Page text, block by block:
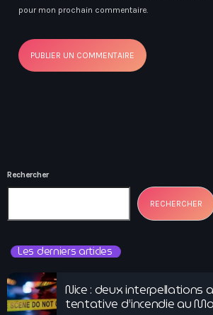
pour mon prochain commentaire.
Rechercher
RECHERCHER
Les derniers articles
Nice : deux interpellations
tentative d’incendie au